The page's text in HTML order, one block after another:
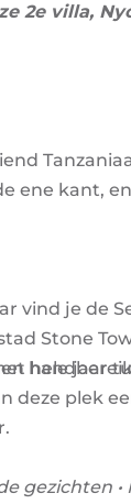
2e villa,
ene kant,
vind je de
Stone
gezichten
hele jaar
deze plek